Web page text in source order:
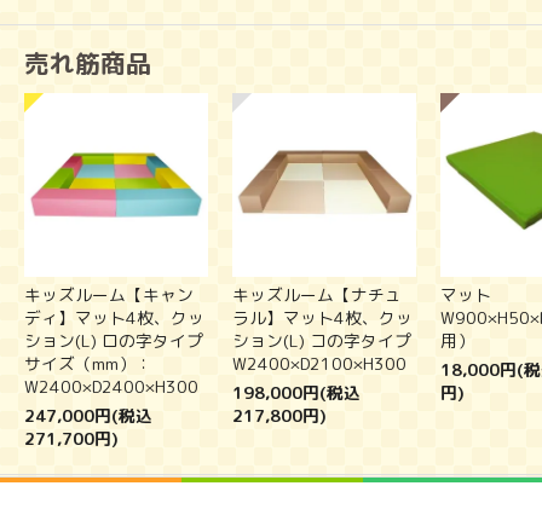
売れ筋商品
キッズルーム【キャン
ディ】マット4枚、クッ
ション(L) ロの字タイプ
サイズ（mm）：
W2400×D2400×H300
247,000円(税込
271,700円)
キッズルーム【ナチュ
ラル】マット4枚、クッ
ション(L) コの字タイプ
W2400×D2100×H300
198,000円(税込
217,800円)
マット
用）
18,000円(
円)